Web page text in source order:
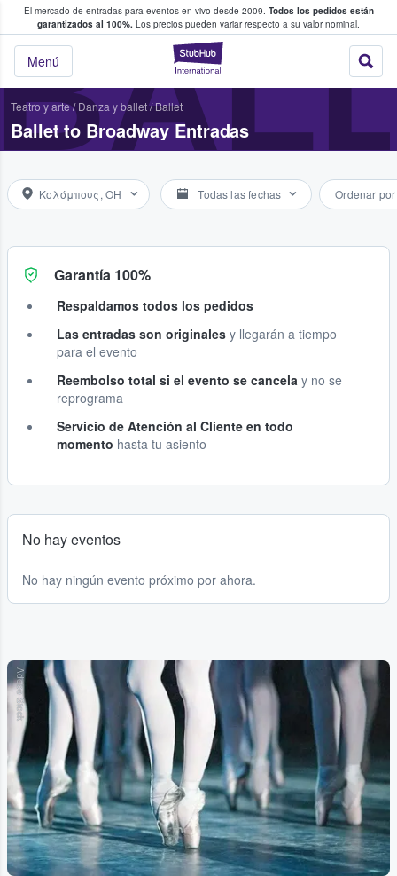
El mercado de entradas para eventos en vivo desde 2009. Todos los pedidos están
garantizados al 100%. Los precios pueden variar respecto a su valor nominal.
StubHub:
Menú
y venta de entradas entre fans
Teatro y arte/ Danza y ballet/Ballet
Ballet to Broadway Entradas
Κολόμπους, OH Todas las fechas Ordenar
Garantía 100%
Respaldamos todos los pedidos
Las entradas son originales y llegarán a tiempo
para el evento
Reembolso total si el evento se cancela y no se
reprograma
Servicio de Atención al Cliente en todo
momento hasta tu asiento
No hay eventos
No hay ningún evento próximo por ahora.
Adobe Stock